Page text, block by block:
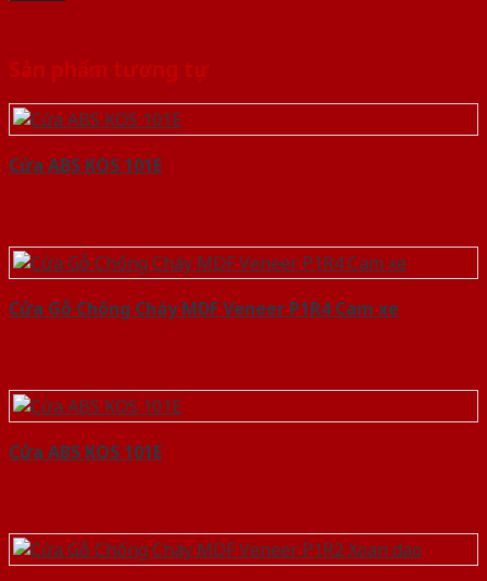
Sản phẩm tương tự
Cửa ABS KOS 101E
Cửa Gỗ Chống Cháy MDF Veneer P1R4 Cam xe
Cửa ABS KOS 101E